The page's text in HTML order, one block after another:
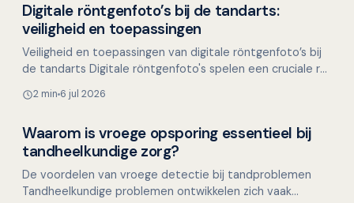
Overig nieuws
Digitale röntgenfoto’s bij de tandarts:
veiligheid en toepassingen
Veiligheid en toepassingen van digitale röntgenfoto’s bij
de tandarts Digitale röntgenfoto's spelen een cruciale rol
2 min 6 jul 2026
Overig nieuws
Waarom is vroege opsporing essentieel bij
tandheelkundige zorg?
De voordelen van vroege detectie bij tandproblemen
Tandheelkundige problemen ontwikkelen zich vaak